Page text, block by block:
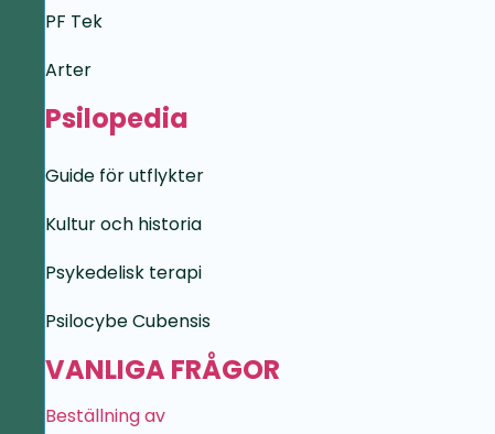
PF Tek
Arter
Psilopedia
Guide för utflykter
Kultur och historia
Psykedelisk terapi
Psilocybe Cubensis
VANLIGA FRÅGOR
Beställning av